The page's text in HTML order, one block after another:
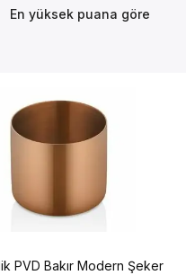
En yüksek puana göre
PVD Bakır Modern Şeker